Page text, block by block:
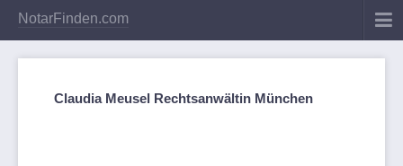
NotarFinden.com
Claudia Meusel Rechtsanwältin München